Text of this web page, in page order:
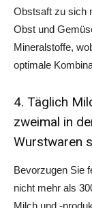
Obstsaft zu sich
Obst und
Mineralstoffe,
optimale
4. Täglich
zweimal in
Wurstwaren
Bevorzugen Sie
nicht mehr als
Milch und -